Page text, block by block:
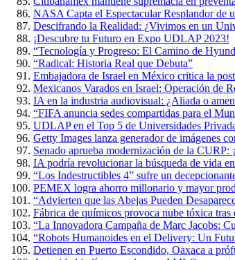
NASA Capta el Espectacular Resplandor de
Descifrando la Realidad: ¿Vivimos en un
¡Descubre tu Futuro en Expo UDLAP 2023!
“Tecnología y Progreso: El Camino de
“Radical: Historia Real que Debuta”
Embajadora de Israel en México critica la
Mexicanos Varados en Israel: Operación de
IA en la industria audiovisual: ¿Aliada o
“FIFA anuncia sedes compartidas para el
UDLAP en el Top 5 de Universidades
Getty Images lanza generador de imágenes
Senado aprueba modernización de la
IA podría revolucionar la búsqueda de vida
“Los Indestructibles 4” sufre un
PEMEX logra ahorro millonario y mayor
“Advierten que las Abejas Pueden
Fábrica de químicos provoca nube tóxica
“La Innovadora Campaña de Marc Jacobs:
“Robots Humanoides en el Delivery: Un
Detienen en Puerto Escondido, Oaxaca a